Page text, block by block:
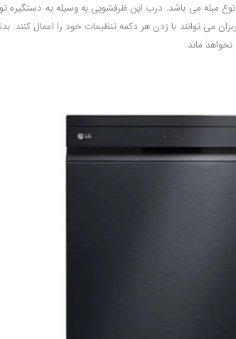
می باشد. درب این ظرفشویی به وسیله یه دستگیره
می توانند با زدن هر دکمه تنظیمات خود را اعمال
ماند.